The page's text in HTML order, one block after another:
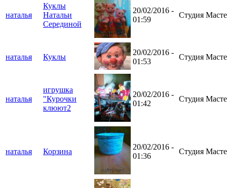
наталья
Куклы
Натальи
Серединой
20/02/2016 -
01:59
Студия
наталья Куклы
20/02/2016 -
01:53
Студия
наталья
игрушка
"Курочки
клюют2
20/02/2016 -
01:42
Студия
наталья Корзина
20/02/2016 -
01:36
Студия